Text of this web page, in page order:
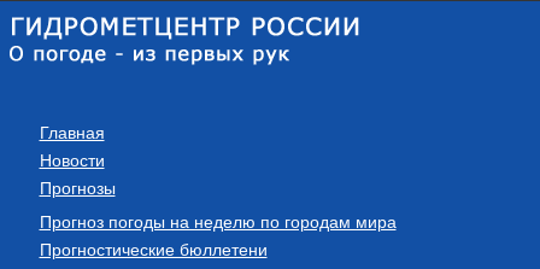
Главная
Новости
Прогнозы
Прогноз погоды на неделю по городам мира
Прогностические бюллетени